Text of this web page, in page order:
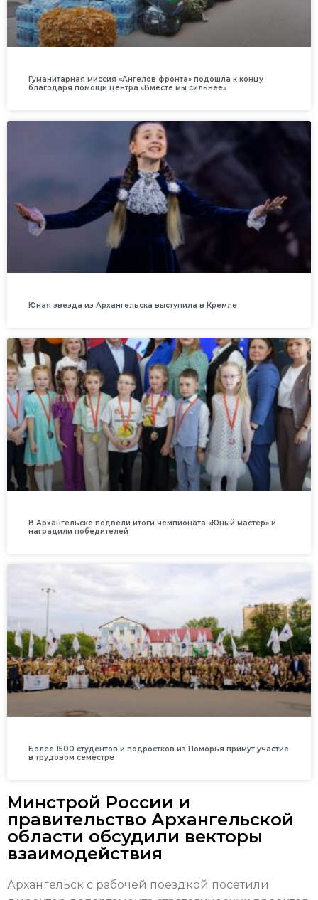
Гуманитарная миссия «Ангелов фронта» подошла к концу
благодаря помощи центра «Вместе мы сильнее»
Юная звезда из Архангельска выступила в Кремле
В Архангельске подвели итоги чемпионата «Юный мастер» и
наградили победителей
Более 1500 студентов и подростков из Поморья примут участие
в трудовом семестре
Минстрой России и
правительство Архангельской
области обсудили векторы
взаимодействия
Архангельск с рабочей поездкой посетили